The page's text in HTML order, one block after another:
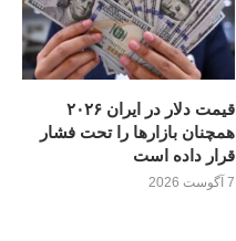
قیمت دلار در ایران ۲۰۲۶
همچنان بازارها را تحت فشار
قرار داده است
7 آگوست 2026